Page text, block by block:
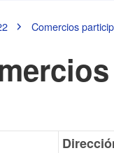
Comercios